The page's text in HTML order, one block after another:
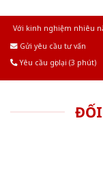
Với kinh nghiệm nhiêu
Gửi yêu cầu tư vấn
Yêu cầu gọi lại (3 phút)
ĐỐI